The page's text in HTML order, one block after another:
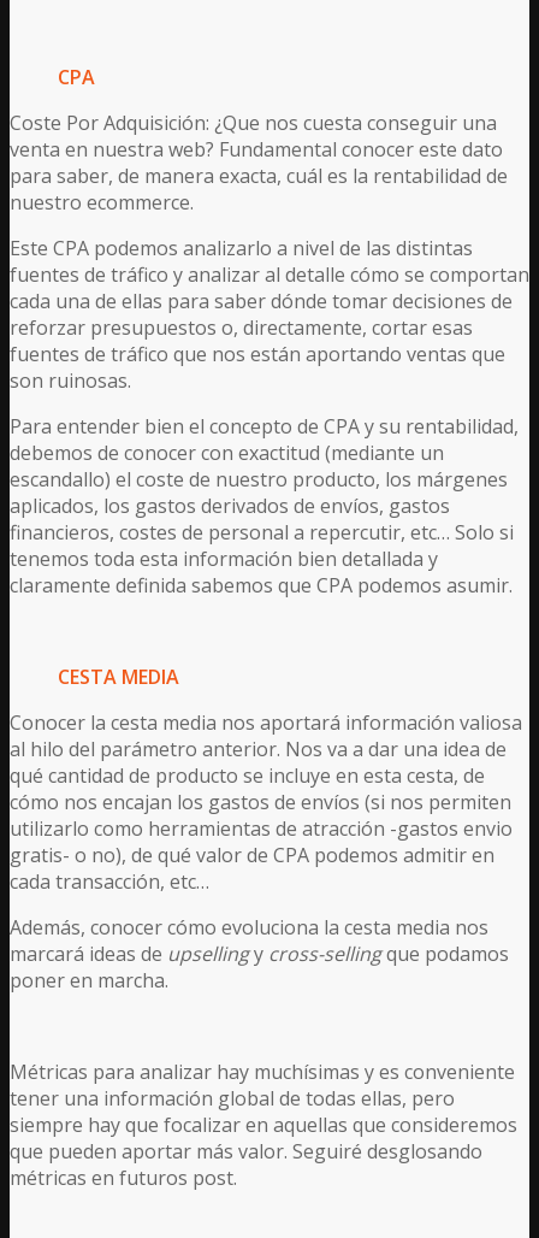
CPA
Coste Por Adquisición: ¿Que nos cuesta conseguir una
venta en nuestra web? Fundamental conocer este dato
para saber, de manera exacta, cuál es la rentabilidad de
nuestro ecommerce.
Este CPA podemos analizarlo a nivel de las distintas
fuentes de tráfico y analizar al detalle cómo se comportan
cada una de ellas para saber dónde tomar decisiones de
reforzar presupuestos o, directamente, cortar esas
fuentes de tráfico que nos están aportando ventas que
son ruinosas.
Para entender bien el concepto de CPA y su rentabilidad,
debemos de conocer con exactitud (mediante un
escandallo) el coste de nuestro producto, los márgenes
aplicados, los gastos derivados de envíos, gastos
financieros, costes de personal a repercutir, etc… Solo si
tenemos toda esta información bien detallada y
claramente definida sabemos que CPA podemos asumir.
CESTA MEDIA
Conocer la cesta media nos aportará información valiosa
al hilo del parámetro anterior. Nos va a dar una idea de
qué cantidad de producto se incluye en esta cesta, de
cómo nos encajan los gastos de envíos (si nos permiten
utilizarlo como herramientas de atracción -gastos envio
gratis- o no), de qué valor de CPA podemos admitir en
cada transacción, etc…
Además, conocer cómo evoluciona la cesta media nos
marcará ideas de upsellingy cross-sellingque podamos
poner en marcha.
Métricas para analizar hay muchísimas y es conveniente
tener una información global de todas ellas, pero
siempre hay que focalizar en aquellas que consideremos
que pueden aportar más valor. Seguiré desglosando
métricas en futuros post.